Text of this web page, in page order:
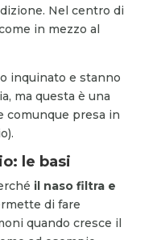
Nel centro di
in mezzo al
inquinato e stanno
ma questa è una
comunque presa in
le basi
il naso filtra e
di fare
quando cresce il